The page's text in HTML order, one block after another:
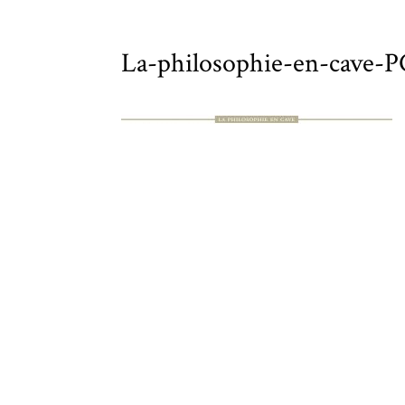
La-philosophie-en-cave-